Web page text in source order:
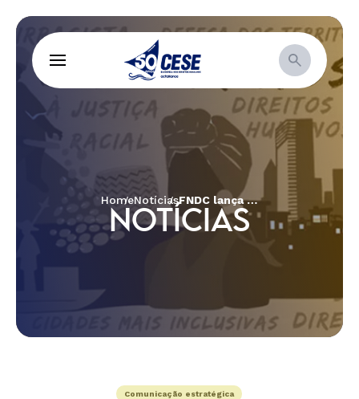
HomeNotícias FNDC lança relatório sobre violações à liberdade de expressão
NOTÍCIAS
Comunicação estratégica